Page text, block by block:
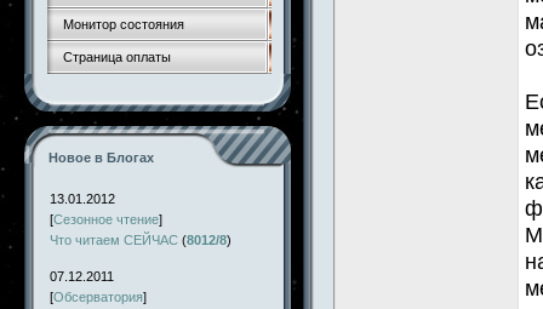
Монитор состояния
Страница оплаты
Новое в Блогах
13.01.2012
[Сезонное чтение]
Что читаем СЕЙЧАС (8012/8)
07.12.2011
[Обсерватория]